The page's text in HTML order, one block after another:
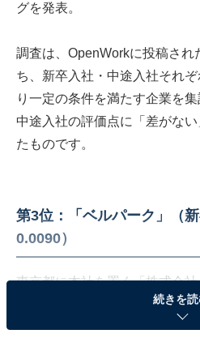
グを発表。
調査は、OpenWorkに投稿され
ち、新卒入社・中途入社それ
り一定の条件を満たす企業を
中途入社の評価点に「差がな
たものです。
第3位：「ベルパーク」（
0.0090）
東京都に本社を置く「株式会
トフォン・携帯電話を扱う全
ショップの運営を行っています
続きを